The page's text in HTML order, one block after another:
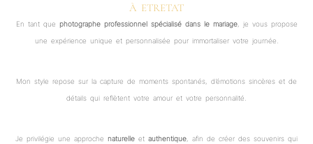
À ETRETAT
En tant que photographe professionnel spécialisé dans le mariage, je vous propose
une expérience unique et personnalisée pour immortaliser votre journée.
Mon style repose sur la capture de moments spontanés, d’émotions sincères et de
détails qui reflètent votre amour et votre personnalité.
Je privilégie une approche naturelle et authentique , afin de créer des souvenirs qui